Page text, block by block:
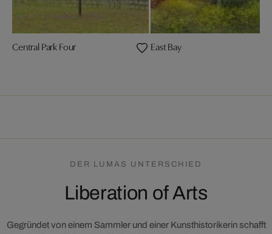
Central Park Four East Bay
DER LUMAS UNTERSCHIED
Liberation of Arts
Gegründet von einem Sammler und einer Kunsthistorikerin schafft